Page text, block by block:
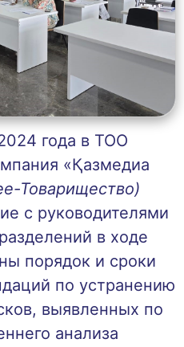
года в ТОО
«Қазмедиа
Товарищество)
с руководителями
в ходе
порядок и сроки
по устранению
выявленных по
анализа